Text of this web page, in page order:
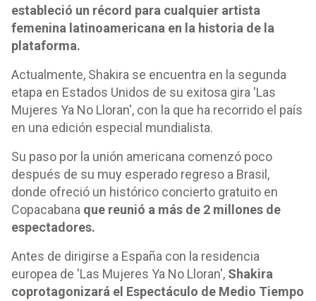
estableció un récord para cualquier artista
femenina latinoamericana en la historia de la
plataforma.
Actualmente, Shakira se encuentra en la segunda
etapa en Estados Unidos de su exitosa gira 'Las
Mujeres Ya No Lloran', con la que ha recorrido el país
en una edición especial mundialista.
Su paso por la unión americana comenzó poco
después de su muy esperado regreso a Brasil,
donde ofreció un histórico concierto gratuito en
Copacabana que reunió a más de 2 millones de
espectadores.
Antes de dirigirse a España con la residencia
europea de 'Las Mujeres Ya No Lloran', Shakira
coprotagonizará el Espectáculo de Medio Tiempo